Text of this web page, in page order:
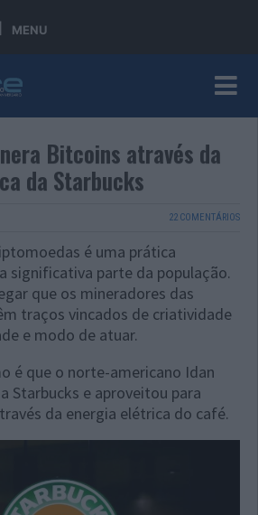
MENU
Bitcoins através da
da Starbucks
22 COMENTÁRIOS
é uma prática
significativa parte da população.
que os mineradores das
traços vincados de criatividade
e modo de atuar.
é que o norte-americano Idan
Starbucks e aproveitou para
da energia elétrica do café.